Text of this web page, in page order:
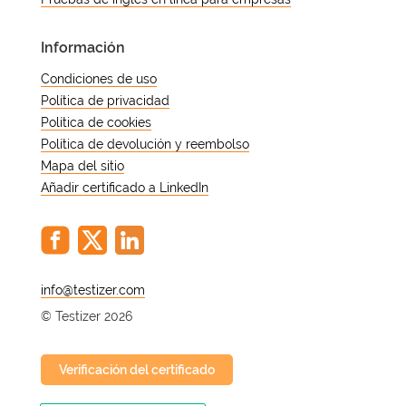
Información
Condiciones de uso
Política de privacidad
Política de cookies
Política de devolución y reembolso
Mapa del sitio
Añadir certificado a LinkedIn
@
© Testizer 2026
Verificación del certificado